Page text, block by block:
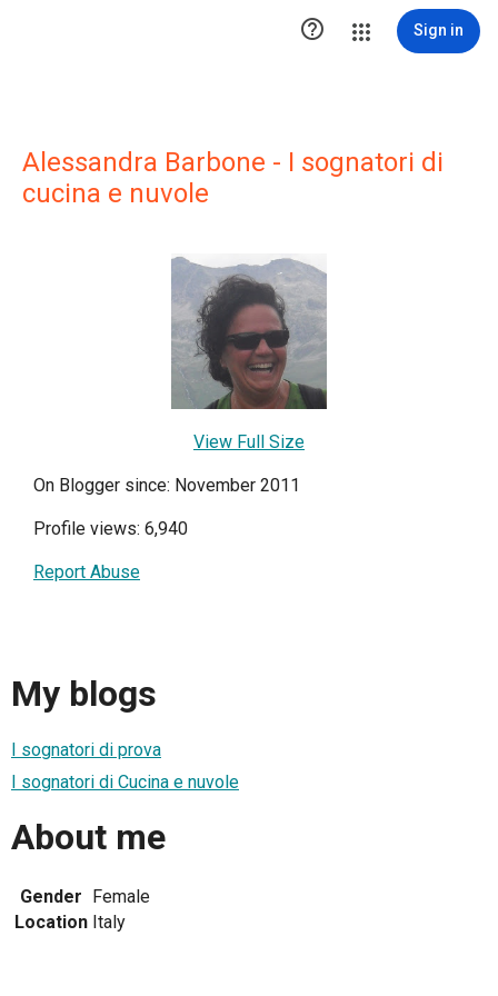
 Sign in
Alessandra Barbone - I sognatori di
cucina e nuvole
View Full Size
On Blogger since: November 2011
Profile views: 6,940
Report Abuse
My blogs
I sognatori di prova
I sognatori di Cucina e nuvole
About me
Gender Female
Location Italy